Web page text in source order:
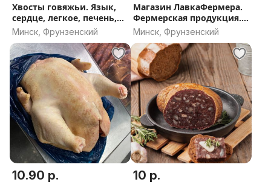
Хвосты говяжьи. Язык,
сердце, легкое, печень,
почки, а так же свиные
субпродукты. Вся
линейка.
Минск, Фрунзенский
Магазин ЛавкаФермера.
Фермерская продукция.
Копчения, соления,
маринады. Курица.
Корма для животных
Минск, Фрунзенский
10.90 р. 10 р.